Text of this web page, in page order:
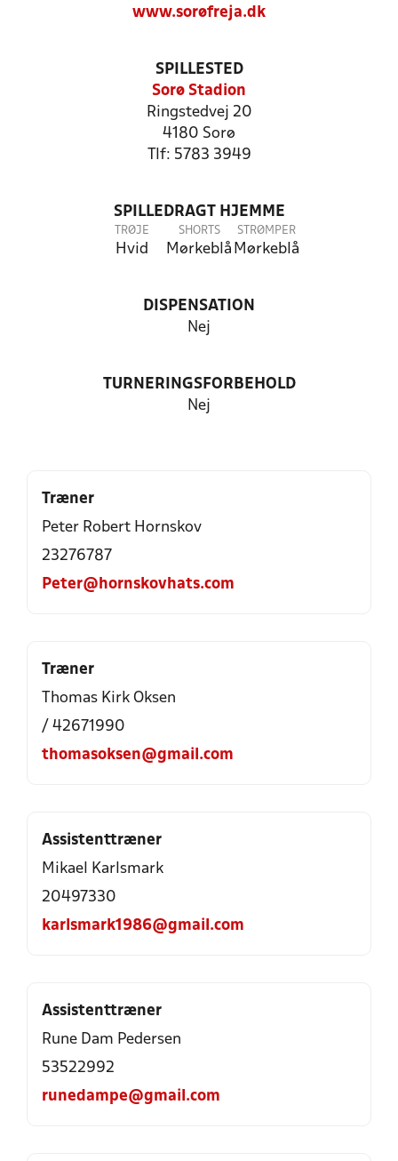
www.sorøfreja.dk
SPILLESTED
Sorø Stadion
Ringstedvej 20
4180 Sorø
Tlf: 5783 3949
SPILLEDRAGT HJEMME
TRØJE
Hvid
SHORTS
Mørkeblå
STRØMPER
Mørkeblå
DISPENSATION
Nej
TURNERINGSFORBEHOLD
Nej
Træner
Peter Robert Hornskov
23276787
Peter@hornskovhats.com
Træner
Thomas Kirk Oksen
/ 42671990
thomasoksen@gmail.com
Assistenttræner
Mikael Karlsmark
20497330
karlsmark1986@gmail.com
Assistenttræner
Rune Dam Pedersen
53522992
runedampe@gmail.com